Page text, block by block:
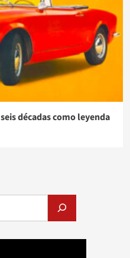
décadas como leyenda